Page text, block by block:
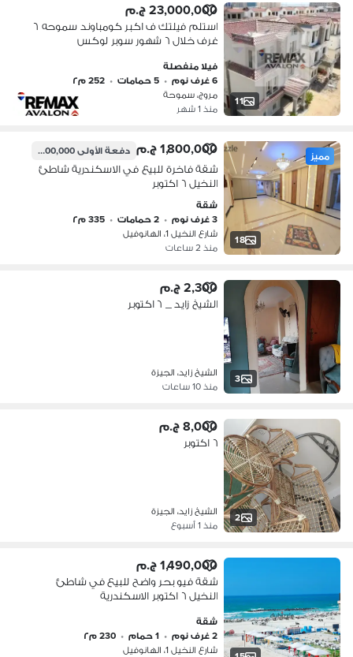
11
23,000,000 ج.م
استلم فيلتك ف اكبر كومباوند سموحه ٦
غرف خلال ٦ شهور سوبر لوكس
فيلا منفصلة
6 غرف نوم
• 5 حمامات • 252 م٢
مروج، سموحة
منذ 1 شهر
18
مميز 1,800,000 ج.م دفعة الأولى900,000 ج.م
شقة فاخرة للبيع في الاسكندرية شاطئ
النخيل ٦ اكتوبر
شقة
3 غرف نوم
• 2 حمامات • 335 م٢
شارع النخيل 1، الهانوفيل
منذ 2 ساعات
3
2,300 ج.م
الشيخ زايد _ ٦ اكتوبر
الشيخ زايد، الجيزة
منذ 10 ساعات
2
8,000 ج.م
٦ اكتوبر
الشيخ زايد، الجيزة
منذ 1 أسبوع
1,490,000 ج.م
شقة فيو بحر واضح للبيع في شاطئ
النخيل ٦ اكتوبر الاسكندرية
شقة
2 غرف نوم
• 1 حمام • 230 م٢
شارع النخيل 1، الهانوفيل